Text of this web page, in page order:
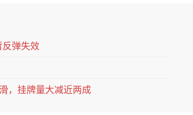
弹失效
，挂牌量大减近两成